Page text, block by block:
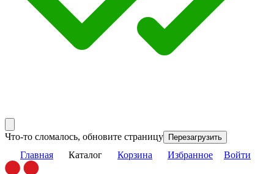
Что-то сломалось, обновите страницу Перезагрузить
Главная Каталог Корзина Избранное Войти